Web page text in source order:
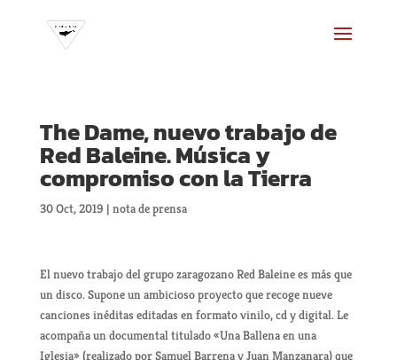
The Dame, nuevo trabajo de
Red Baleine. Música y
compromiso con la Tierra
30 Oct, 2019 | nota de prensa
El nuevo trabajo del grupo zaragozano Red Baleine es más que
un disco. Supone un ambicioso proyecto que recoge nueve
canciones inéditas editadas en formato vinilo, cd y digital. Le
acompaña un documental titulado «Una Ballena en una
Iglesia» (realizado por Samuel Barrena y Juan Manzanara) que